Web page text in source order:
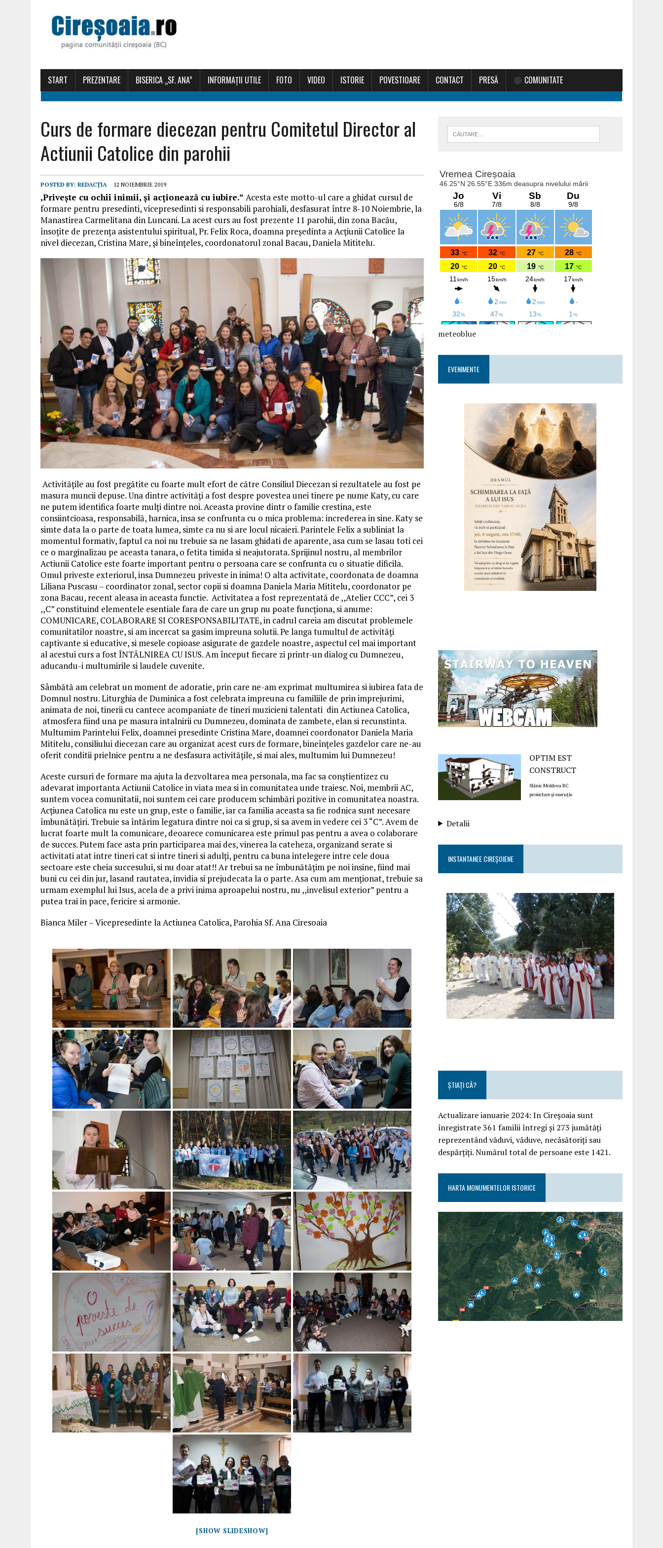
START PREZENTARE BISERICA „SF. ANA” INFORMAȚII UTILE FOTO VIDEO ISTORIE POVESTIOARE CONTACT PRESĂ COMUNITATE
Curs de formare diecezan pentru Comitetul Director al
Actiunii Catolice din parohii
POSTED BY: REDACȚIA 12 NOIEMBRIE 2019
,Privește cu ochii inimii, și acționează cu iubire.” Acesta este motto-ul care a ghidat cursul de
formare pentru presedinti, vicepresedinti si responsabili parohiali, desfasurat între 8-10 Noiembrie, la
Manastirea Carmelitana din Luncani. La acest curs au fost prezente 11 parohii, din zona Bacău,
însoțite de prezența asistentului spiritual, Pr. Felix Roca, doamna președinta a Acțiunii Catolice la
nivel diecezan, Cristina Mare, și bineînțeles, coordonatorul zonal Bacau, Daniela Mititelu.
Activitățile au fost pregătite cu foarte mult efort de către Consiliul Diecezan si rezultatele au fost pe
masura muncii depuse. Una dintre activități a fost despre povestea unei tinere pe nume Katy, cu care
ne putem identifica foarte mulți dintre noi. Aceasta provine dintr o familie crestina, este
consiintcioasa, responsabilă, harnica, insa se confrunta cu o mica problema: increderea in sine. Katy se
simte data la o parte de toata lumea, simte ca nu si are locul nicaieri. Parintele Felix a subliniat la
momentul formativ, faptul ca noi nu trebuie sa ne lasam ghidati de aparente, asa cum se lasau toti cei
ce o marginalizau pe aceasta tanara, o fetita timida si neajutorata. Sprijinul nostru, al membrilor
Actiunii Catolice este foarte important pentru o persoana care se confrunta cu o situatie dificila.
Omul priveste exteriorul, insa Dumnezeu priveste in inima! O alta activitate, coordonata de doamna
Liliana Puscasu – coordinator zonal, sector copii si doamna Daniela Maria Mititelu, coordonator pe
zona Bacau, recent aleasa in aceasta functie. Activitatea a fost reprezentată de ,,Atelier CCC”, cei 3
,,C” constituind elementele esentiale fara de care un grup nu poate funcționa, si anume:
COMUNICARE, COLABORARE SI CORESPONSABILITATE, in cadrul careia am discutat problemele
comunitatilor noastre, si am incercat sa gasim impreuna solutii. Pe langa tumultul de activități
captivante si educative, si mesele copioase asigurate de gazdele noastre, aspectul cel mai important
al acestui curs a fost ÎNTÂLNIREA CU ISUS. Am început fiecare zi printr-un dialog cu Dumnezeu,
aducandu-i multumirile si laudele cuvenite.
Sâmbătă am celebrat un moment de adoratie, prin care ne-am exprimat multumirea si iubirea fata de
Domnul nostru. Liturghia de Duminica a fost celebrata impreuna cu familiile de prin imprejurimi,
animata de noi, tinerii cu cantece acompaniate de tineri muzicieni talentati din Actiunea Catolica,
atmosfera fiind una pe masura intalnirii cu Dumnezeu, dominata de zambete, elan si recunstinta.
Multumim Parintelui Felix, doamnei presedinte Cristina Mare, doamnei coordonator Daniela Maria
Mititelu, consiliului diecezan care au organizat acest curs de formare, bineînțeles gazdelor care ne-au
oferit conditii prielnice pentru a ne desfasura activitățile, si mai ales, multumim lui Dumnezeu!
Aceste cursuri de formare ma ajuta la dezvoltarea mea personala, ma fac sa conștientizez cu
adevarat importanta Actiunii Catolice in viata mea si in comunitatea unde traiesc. Noi, membrii AC,
suntem vocea comunitatii, noi suntem cei care producem schimbări pozitive in comunitatea noastra.
Acțiunea Catolica nu este un grup, este o familie, iar ca familia aceasta sa fie rodnica sunt necesare
îmbunătățiri. Trebuie sa întărim legatura dintre noi ca si grup, si sa avem in vedere cei 3 “C”. Avem de
lucrat foarte mult la comunicare, deoarece comunicarea este primul pas pentru a avea o colaborare
de succes. Putem face asta prin participarea mai des, vinerea la cateheza, organizand serate si
activitati atat intre tineri cat si intre tineri si adulți, pentru ca buna intelegere intre cele doua
sectoare este cheia succesului, si nu doar atat!! Ar trebui sa ne îmbunătățim pe noi insine, fiind mai
buni cu cei din jur, lasand rautatea, invidia si prejudecata la o parte. Asa cum am menționat, trebuie sa
urmam exemplul lui Isus, acela de a privi inima aproapelui nostru, nu ,,invelisul exterior” pentru a
putea trai in pace, fericire si armonie.
Bianca Miler – Vicepresedinte la Actiunea Catolica, Parohia Sf. Ana Ciresoaia
[SHOW SLIDESHOW]
meteoblue
EVENIMENTE
OPTIM EST
CONSTRUCT
Slănic Moldova BC
proiectare și execuție
Detalii
INSTANTANEE CIREȘOIENE
ȘTIAȚI CĂ?
Actualizare ianuarie 2024: In Cireșoaia sunt
înregistrate 361 familii întregi și 273 jumătăți
reprezentând văduvi, văduve, necăsătoriți sau
despărțiți. Numărul total de persoane este 1421.
HARTA MONUMENTELOR ISTORICE